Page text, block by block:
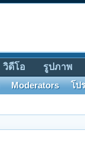
วิดีโอ รูปภาพ
Moderators โป